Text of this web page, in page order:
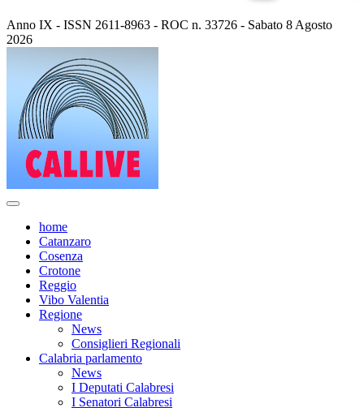
Anno IX - ISSN 2611-8963 - ROC n. 33726 - Sabato 8 Agosto
2026
home
Catanzaro
Cosenza
Crotone
Reggio
Vibo Valentia
Regione
News
Consiglieri Regionali
Calabria parlamento
News
I Deputati Calabresi
I Senatori Calabresi